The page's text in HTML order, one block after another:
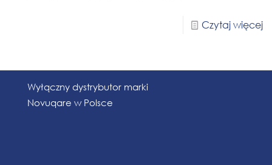
Czytaj więcej
Wyłączny dystrybutor marki
Novuqare w Polsce